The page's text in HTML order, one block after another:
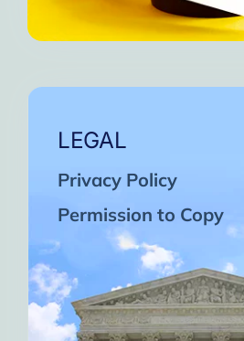
LEGAL
Privacy Policy
Permission to Copy